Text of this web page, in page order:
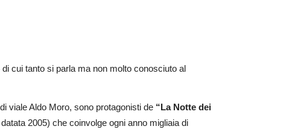
cui tanto si parla ma non molto conosciuto al
viale Aldo Moro, sono protagonisti de “La Notte dei
2005) che coinvolge ogni anno migliaia di